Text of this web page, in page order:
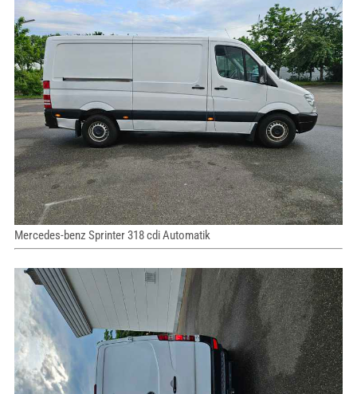
Mercedes-benz Sprinter 318 cdi Automatik